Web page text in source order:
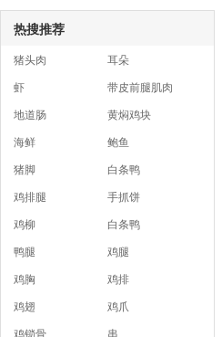
热搜推荐
猪头肉
耳朵
虾
带皮前腿肌肉
地道肠
黄焖鸡块
海鲜
鲍鱼
猪脚
白条鸭
鸡排腿
手抓饼
鸡柳
白条鸭
鸭腿
鸡腿
鸡胸
鸡排
鸡翅
鸡爪
鸡锁骨
串